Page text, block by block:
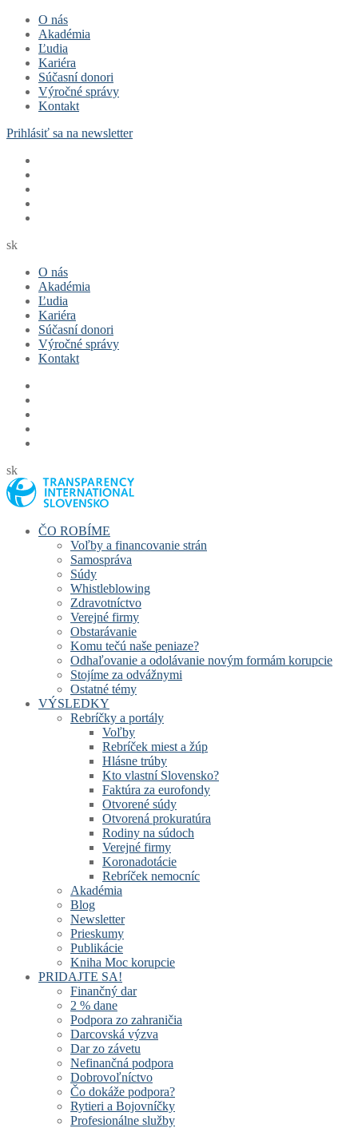
Preskočiť
obsah
Menu
ZavrieťO nás
Akadémia
Ľudia
Kariéra
Súčasní donori
Výročné správy
Kontakt
Prihlásiť sa na newsletter
sk
O nás
Akadémia
Ľudia
Kariéra
Súčasní donori
Výročné správy
Kontakt
sk
ČO ROBÍME
Voľby a financovanie strán
Samospráva
Súdy
Whistleblowing
Zdravotníctvo
Verejné firmy
Obstarávanie
Komu tečú naše peniaze?
Odhaľovanie a odolávanie novým formám korupcie
Stojíme za odvážnymi
Ostatné témy
VÝSLEDKY
Rebríčky a portály
Voľby
Rebríček miest a žúp
Hlásne trúby
Kto vlastní Slovensko?
Faktúra za eurofondy
Otvorené súdy
Otvorená prokuratúra
Rodiny na súdoch
Verejné firmy
Koronadotácie
Rebríček nemocníc
Akadémia
Blog
Newsletter
Prieskumy
Publikácie
Kniha Moc korupcie
PRIDAJTE SA!
Finančný dar
2 % dane
Podpora zo zahraničia
Darcovská výzva
Dar zo závetu
Nefinančná podpora
Dobrovoľníctvo
Čo dokáže podpora?
Rytieri a Bojovníčky
Profesionálne služby